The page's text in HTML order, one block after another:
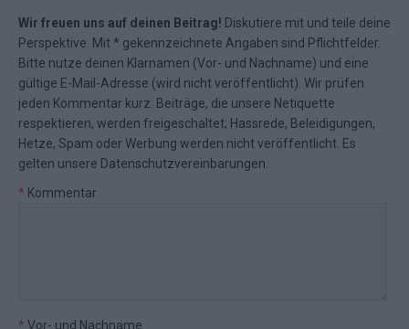
Wir freuen uns auf deinen Beitrag! Diskutiere mit und teile deine
Perspektive. Mit * gekennzeichnete Angaben sind Pflichtfelder.
Bitte nutze deinen Klarnamen (Vor- und Nachname) und eine
gültige E-Mail-Adresse (wird nicht veröffentlicht). Wir prüfen
jeden Kommentar kurz. Beiträge, die unsere Netiquette
respektieren, werden freigeschaltet; Hassrede, Beleidigungen,
Hetze, Spam oder Werbung werden nicht veröffentlicht. Es
gelten unsere Datenschutzvereinbarungen
* Kommentar
* Vor- und Nachname